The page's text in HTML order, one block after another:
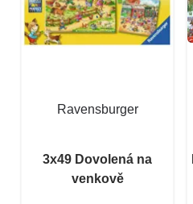
Ravensburger
3x49 Dovolená na
venkově